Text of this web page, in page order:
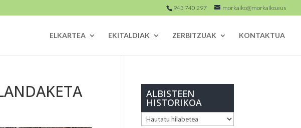
943 740 297 morkaiko@morkaiko.eus
ELKARTEA EKITALDIAK ZERBITZUAK KONTAKTUA
ALBISTEEN
HISTORIKOA
ALBISTEEN